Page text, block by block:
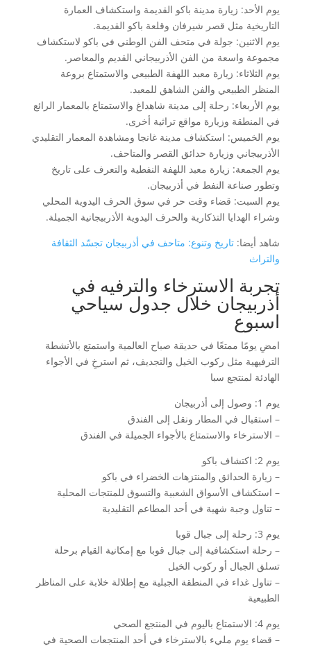
يوم الأحد: زيارة مدينة باكو القديمة واستكشاف العمارة
التاريخية مثل قصر شيرفان وقلعة باكو القديمة.
يوم الاثنين: جولة في متحف الفن الوطني في باكو لاستكشاف
مجموعة واسعة من الفن الأذربيجاني القديم والمعاصر.
يوم الثلاثاء: زيارة معبد اللهفة الطبيعي والاستمتاع بروعة
المنظر الطبيعي والفن الشاهق للمعبد.
يوم الأربعاء: رحلة إلى مدينة شاهداغ والاستمتاع بالمعمار الرائع
في المنطقة وزيارة مواقع تراثية أخرى.
يوم الخميس: استكشاف مدينة غانجا ومشاهدة المعمار التقليدي
الأذربيجاني وزيارة حدائق القصر والمتاحف.
يوم الجمعة: زيارة معبد اللهفة النفطية والتعرف على تاريخ
وتطور صناعة النفط في أذربيجان.
يوم السبت: قضاء وقت حر في سوق الحرف اليدوية المحلي
وشراء الهدايا التذكارية والحرف اليدوية الأذربيجانية الجميلة.
شاهد أيضا: تاريخ وتنوع: متاحف في أذربيجان تجسّد الثقافة
والتراث
تجربة الاسترخاء والترفيه في
أذربيجان خلال جدول سياحي
اسبوع
امضِ يومًا ممتعًا في حديقة صباح العالمية واستمتع بالأنشطة
الترفيهية مثل ركوب الخيل والتجديف، ثم استرخِ في الأجواء
الهادئة لمنتجع سبا
يوم 1: وصول إلى أذربيجان
– استقبال في المطار ونقل إلى الفندق
– الاسترخاء والاستمتاع بالأجواء الجميلة في الفندق
يوم 2: اكتشاف باكو
– زيارة الحدائق والمنتزهات الخضراء في باكو
– استكشاف الأسواق الشعبية والتسوق للمنتجات المحلية
– تناول وجبة شهية في أحد المطاعم التقليدية
يوم 3: رحلة إلى جبال قوبا
– رحلة استكشافية إلى جبال قوبا مع إمكانية القيام برحلة
تسلق الجبال أو ركوب الخيل
– تناول غداء في المنطقة الجبلية مع إطلالة خلابة على المناظر
الطبيعية
يوم 4: الاستمتاع باليوم في المنتجع الصحي
– قضاء يوم مليء بالاسترخاء في أحد المنتجعات الصحية في